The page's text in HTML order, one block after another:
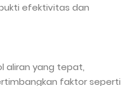
efektivitas dan
aliran yang tepat,
faktor seperti